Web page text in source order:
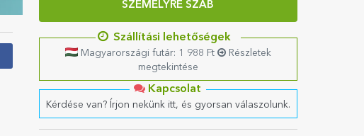
SZEMÉLYRE SZAB
Szállítási lehetőségek
Magyarországi futár: 1 988 Ft
Részletek
megtekintése
Kapcsolat
Kérdése van? Írjon nekünk itt, és gyorsan válaszolunk.